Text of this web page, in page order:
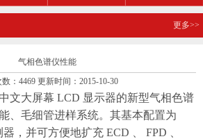
更多>>
气相色谱仪性能
：4469 更新时间：2015-10-30
文大屏幕 LCD 显示器的新型气相色谱
、毛细管进样系统。其基本配置为
，并可方便地扩充 ECD 、 FPD 、